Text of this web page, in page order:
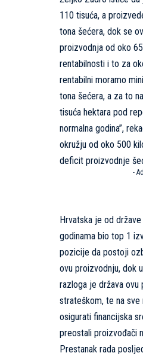
110 tisuća, a
tona šećera, dok se
proizvodnja od oko
rentabilnosti i to za
rentabilni moramo
tona šećera, a za to
tisuća hektara pod
normalna godina”,
okružju od oko 500
deficit proizvodnje
-
Hrvatska je od
godinama bio top 1
pozicije da postoji
ovu proizvodnju, dok
razloga je država ovu
strateškom, te na sve
osigurati financijska
preostali proizvođači
Prestanak rada